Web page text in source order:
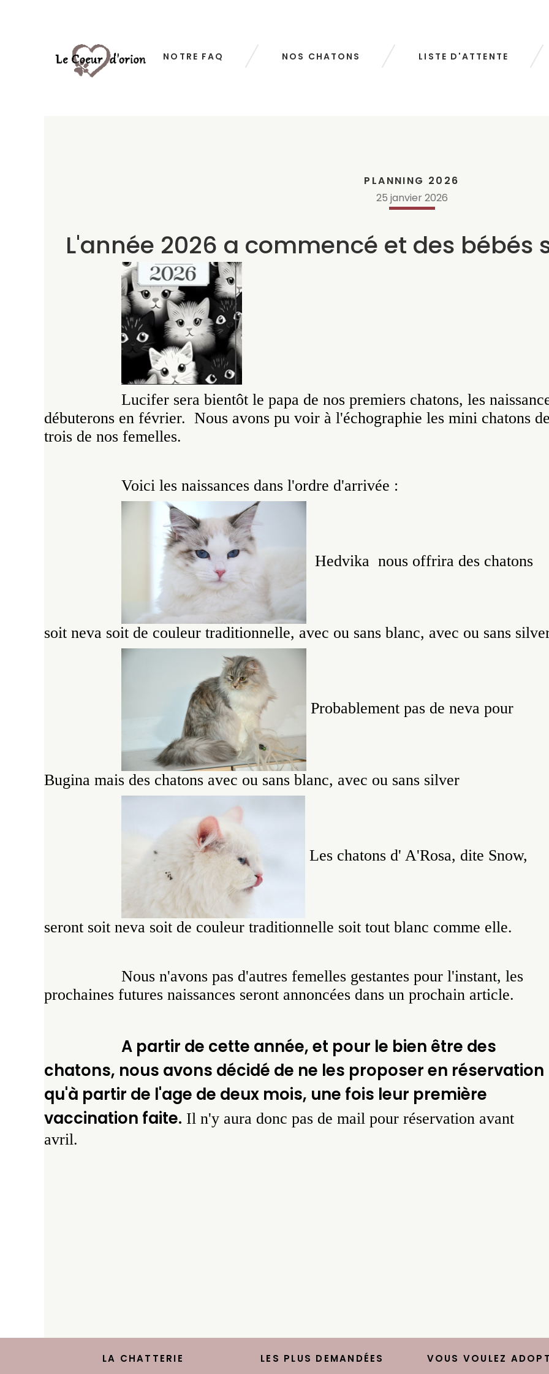
NOTRE FAQ NOS CHATONS LISTE D'ATTENTE
PLANNING 2026
25 janvier 2026
L'année 2026 a commencé et des bébés
Lucifer sera bientôt le papa de nos premiers chatons, les
débuterons en février. Nous avons pu voir à l'échographie les mini chatons
trois de nos femelles.
Voici les naissances dans l'ordre d'arrivée :
Hedvika nous offrira des chatons
soit neva soit de couleur traditionnelle, avec ou sans blanc, avec ou sans
Probablement pas de neva pour
Bugina mais des chatons avec ou sans blanc, avec ou sans silver
Les chatons d' A'Rosa, dite Snow,
seront soit neva soit de couleur traditionnelle soit tout blanc comme elle.
Nous n'avons pas d'autres femelles gestantes pour l'instant, les
prochaines futures naissances seront annoncées dans un prochain article.
A partir de cette année, et pour le bien être des
chatons, nous avons décidé de ne les proposer en réservation
qu'à partir de l'age de deux mois, une fois leur première
vaccination faite. Il n'y aura donc pas de mail pour réservation avant
avril.
LA CHATTERIE LES PLUS DEMANDÉES VOUS VOULEZ